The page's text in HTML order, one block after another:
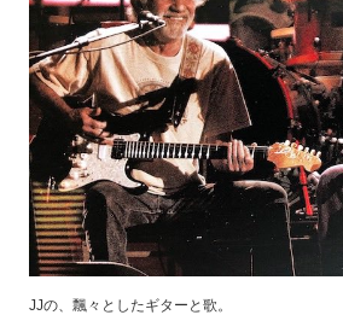
JJの、飄々としたギターと歌。